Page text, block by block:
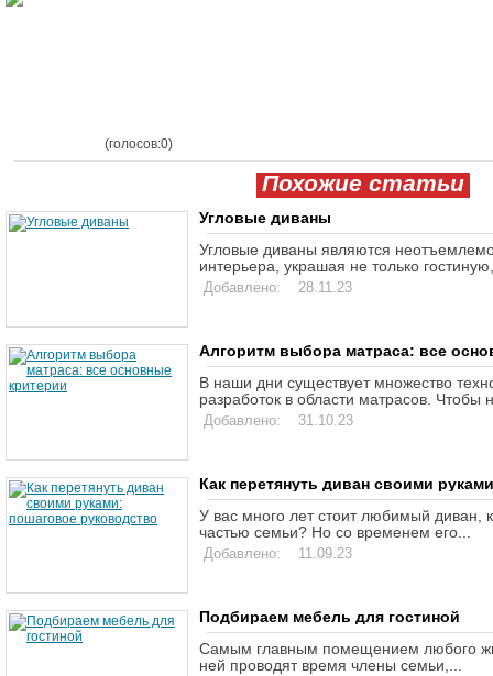
(голосов:0)
Похожие статьи
Угловые диваны
Угловые диваны являются
интерьера, украшая не только
Добавлено: 28.11.23
Алгоритм выбора матраса: все
В наши дни существует множество
разработок в области матрасов. Чтобы
Добавлено: 31.10.23
Как перетянуть диван своими
У вас много лет стоит любимый диван,
частью семьи? Но со временем его...
Добавлено: 11.09.23
Подбираем мебель для гостиной
Самым главным помещением любого
ней проводят время члены семьи,...